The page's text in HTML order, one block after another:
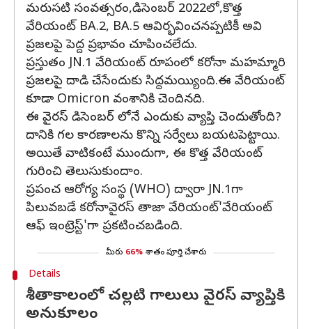
మరుసటి సంవత్సరం,డిసెంబర్ 2022లో,కొత్త
వేరియంట్ BA.2, BA.5 ఆవిర్భవించనప్పటికీ అవి
ప్రజలపై పెద్ద ప్రభావం చూపించలేదు.
ప్రస్తుతం JN.1 వేరియంట్ రూపంలో కరోనా మహమ్మారి
ప్రజలపై దాడి చేసేందుకు సిద్దమయ్యింది.ఈ వేరియంట్
కూడా Omicron వంశానికి చెందినది.
ఈ వైరస్ డిసెంబర్ లోనే ఎందుకు వ్యాప్తి చెందుతోంది?
దానికి గల కారణాలను కొన్ని సర్వేలు బయటపెట్టాయి.
అయితే వాటికంటే ముందుగా, ఈ కొత్త వేరియంట్
గురించి తెలుసుకుందాం.
ప్రపంచ ఆరోగ్య సంస్థ (WHO) ద్వారా JN.1గా
పిలువబడే కరోనావైరస్ తాజా వేరియంట్'వేరియంట్
ఆఫ్ ఇంట్రెస్ట్'గా ప్రకటించబడింది.
మీరు 66% శాతం పూర్తి చేశారు
Details
శీతాకాలంలో చల్లటి గాలులు వైరస్ వ్యాప్తికి
అనుకూలం